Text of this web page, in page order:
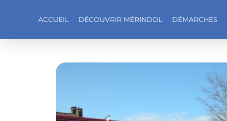
ACCUEIL DÉCOUVRIR MÉRINDOL DÉMARCHES